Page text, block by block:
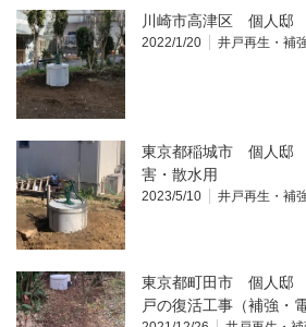
川崎市高津区 個人邸
2022/1/20 井戸再生・補
東京都稲城市 個人邸
害・散水用
2023/5/10 井戸再生・補
東京都町田市 個人邸
戸の復活工事（補強・